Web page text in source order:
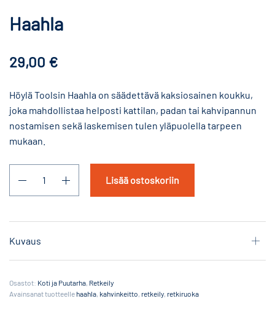
Haahla
29,00 €
Höylä Toolsin Haahla on säädettävä kaksiosainen koukku,
joka mahdollistaa helposti kattilan, padan tai kahvipannun
nostamisen sekä laskemisen tulen yläpuolella tarpeen
mukaan.
Lisää ostoskoriin
Kuvaus
Osastot: Koti ja Puutarha, Retkeily
Avainsanat tuotteelle haahla, kahvinkeitto, retkeily, retkiruoka